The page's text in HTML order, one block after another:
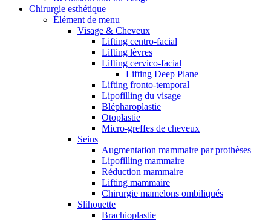
Chirurgie esthétique
Élément de menu
Visage & Cheveux
Lifting centro-facial
Lifting lèvres
Lifting cervico-facial
Lifting Deep Plane
Lifting fronto-temporal
Lipofilling du visage
Blépharoplastie
Otoplastie
Micro-greffes de cheveux
Seins
Augmentation mammaire par prothèses
Lipofilling mammaire
Réduction mammaire
Lifting mammaire
Chirurgie mamelons ombiliqués
Slihouette
Brachioplastie